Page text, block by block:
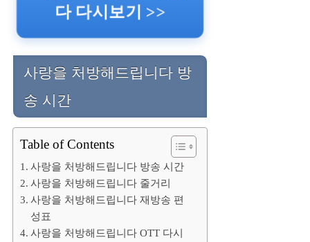
다 다시보기 >>
사랑을 처방해드립니다 방
송 시간
Table of Contents
사랑을 처방해드립니다 방송 시간
사랑을 처방해드립니다 줄거리
사랑을 처방해드립니다 재방송 편
성표
사랑을 처방해드립니다 OTT 다시